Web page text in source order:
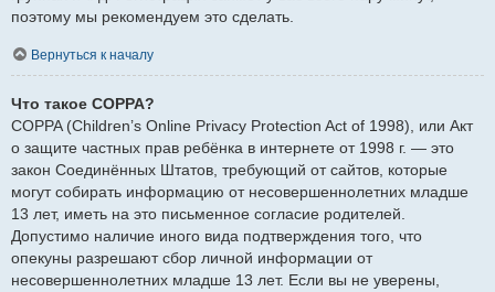
поэтому мы рекомендуем это сделать.
Вернуться к началу
Что такое COPPA?
COPPA (Children’s Online Privacy Protection Act of 1998), или Акт
о защите частных прав ребёнка в интернете от 1998 г. — это
закон Соединённых Штатов, требующий от сайтов, которые
могут собирать информацию от несовершеннолетних младше
13 лет, иметь на это письменное согласие родителей.
Допустимо наличие иного вида подтверждения того, что
опекуны разрешают сбор личной информации от
несовершеннолетних младше 13 лет. Если вы не уверены,